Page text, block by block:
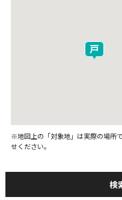
※地図上の「対象地」は実際の場所
せください。
検